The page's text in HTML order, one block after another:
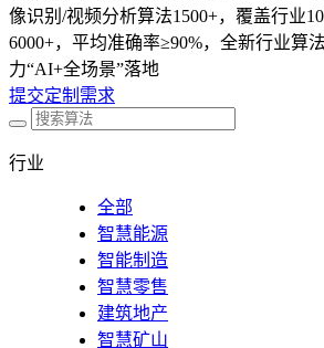
像识别/视频分析算法1500+，覆盖行业
6000+，平均准确率≥90%，全新行业算
力“AI+全场景”落地
提交定制需求
行业
全部
智慧能源
智能制造
智慧零售
建筑地产
智慧矿山